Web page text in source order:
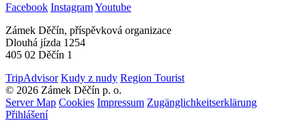
Facebook InstagramYoutube
Zámek Děčín, příspěvková organizace
Dlouhá jízda 1254
405 02 Děčín 1
TripAdvisor Kudy z nudy Region Tourist
© 2026 Zámek Děčín p. o.
Server Map Cookies Impressum Zugänglichkeitserklärung
Přihlášení